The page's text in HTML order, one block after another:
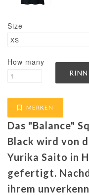
Size
XS
How many
MERKEN
Das "Balance"
Black wird von
Yurika Saito in
gefertigt.
ihrem